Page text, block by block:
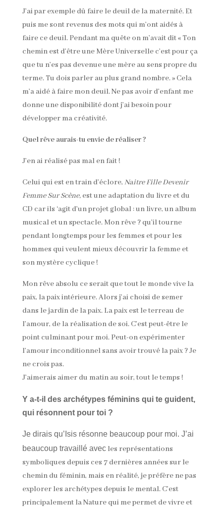
J’ai par exemple dû faire le deuil de la maternité. Et
puis me sont revenus des mots qui m’ont aidés à
faire ce deuil. Pendant ma quête on m’avait dit « Ton
chemin est d’être une Mère Universelle c’est pour ça
que tu n’es pas devenue une mère au sens propre du
terme. Tu dois parler au plus grand nombre. » Cela
m’a aidé à faire mon deuil. Ne pas avoir d’enfant me
donne une disponibilité dont j’ai besoin pour
développer ma créativité.
Quel rêve aurais-tu envie de réaliser ?
J’en ai réalisé pas mal en fait !
Celui qui est en train d’éclore, Naitre Fille Devenir
Femme Sur Scène, est une adaptation du livre et du
CD car ils ‘agit d’un projet global : un livre, un album
musical et un spectacle. Mon rêve ? qu’il tourne
pendant longtemps pour les femmes et pour les
hommes qui veulent mieux découvrir la femme et
son mystère cyclique !
Mon rêve absolu ce serait que tout le monde vive la
paix, la paix intérieure. Alors j’ai choisi de semer
dans le jardin de la paix. La paix est le terreau de
l’amour, de la réalisation de soi. C’est peut-être le
point culminant pour moi. Peut-on expérimenter
l’amour inconditionnel sans avoir trouvé la paix ? Je
ne crois pas.
J’aimerais aimer du matin au soir, tout le temps !
Y a-t-il des archétypes féminins qui te guident,
qui résonnent pour toi ?
Je dirais qu’Isis résonne beaucoup pour moi. J’ai
beaucoup travaillé avecles représentations
symboliques depuis ces 7 dernières années sur le
chemin du féminin, mais en réalité, je préfère ne pas
explorer les archétypes depuis le mental. C’est
principalement la Nature qui me permet de vivre et